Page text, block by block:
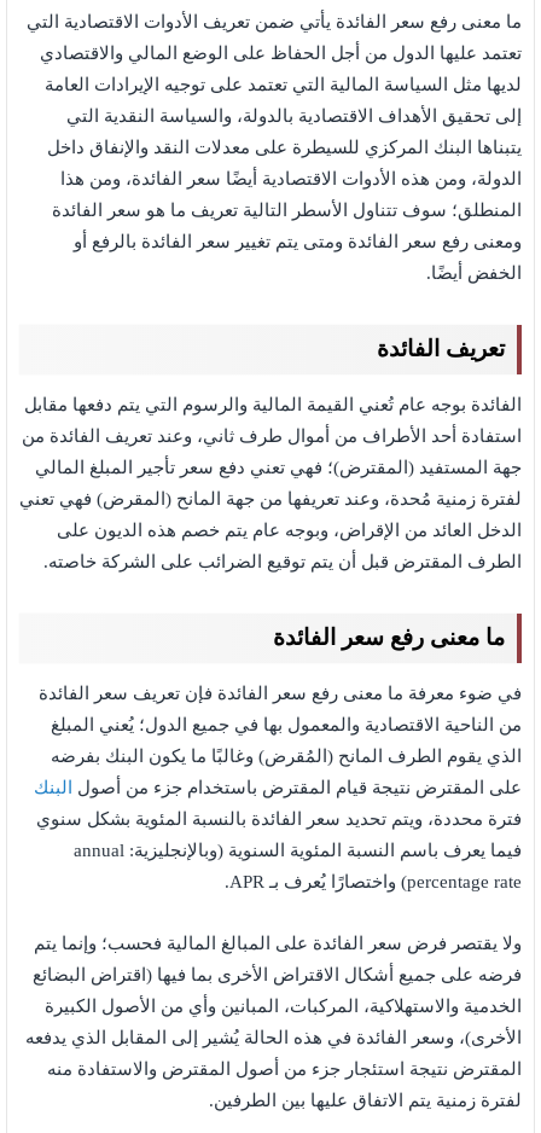
ما معنى رفع سعر الفائدة يأتي ضمن تعريف الأدوات الاقتصادية التي
تعتمد عليها الدول من أجل الحفاظ على الوضع المالي والاقتصادي
لديها مثل السياسة المالية التي تعتمد على توجيه الإيرادات العامة
إلى تحقيق الأهداف الاقتصادية بالدولة، والسياسة النقدية التي
يتبناها البنك المركزي للسيطرة على معدلات النقد والإنفاق داخل
الدولة، ومن هذه الأدوات الاقتصادية أيضًا سعر الفائدة، ومن هذا
المنطلق؛ سوف تتناول الأسطر التالية تعريف ما هو سعر الفائدة
ومعنى رفع سعر الفائدة ومتى يتم تغيير سعر الفائدة بالرفع أو
الخفض أيضًا.
تعريف الفائدة
الفائدة بوجه عام تُعني القيمة المالية والرسوم التي يتم دفعها مقابل
استفادة أحد الأطراف من أموال طرف ثاني، وعند تعريف الفائدة من
جهة المستفيد (المقترض)؛ فهي تعني دفع سعر تأجير المبلغ المالي
لفترة زمنية مُحدة، وعند تعريفها من جهة المانح (المقرض) فهي تعني
الدخل العائد من الإقراض، وبوجه عام يتم خصم هذه الديون على
الطرف المقترض قبل أن يتم توقيع الضرائب على الشركة خاصته.
ما معنى رفع سعر الفائدة
في ضوء معرفة ما معنى رفع سعر الفائدة فإن تعريف سعر الفائدة
من الناحية الاقتصادية والمعمول بها في جميع الدول؛ يُعني المبلغ
الذي يقوم الطرف المانح (المُقرض) وغالبًا ما يكون البنك بفرضه
على المقترض نتيجة قيام المقترض باستخدام جزء من أصول
البنك
فترة محددة، ويتم تحديد سعر الفائدة بالنسبة المئوية بشكل سنوي
فيما يعرف باسم النسبة المئوية السنوية (وبالإنجليزية: annual
percentage rate) واختصارًا يُعرف بـ APR.
ولا يقتصر فرض سعر الفائدة على المبالغ المالية فحسب؛ وإنما يتم
فرضه على جميع أشكال الاقتراض الأخرى بما فيها (اقتراض البضائع
الخدمية والاستهلاكية، المركبات، المبانين وأي من الأصول الكبيرة
الأخرى)، وسعر الفائدة في هذه الحالة يُشير إلى المقابل الذي يدفعه
المقترض نتيجة استئجار جزء من أصول المقترض والاستفادة منه
لفترة زمنية يتم الاتفاق عليها بين الطرفين.